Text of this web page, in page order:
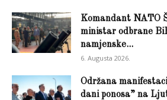
Komandant NATO
ministar odbrane
namjenske...
6. Augusta 2026.
Održana
dani ponosa” na